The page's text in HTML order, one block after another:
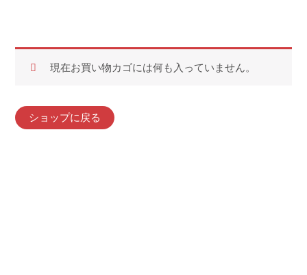
現在お買い物カゴには何も入っていません。
ショップに戻る